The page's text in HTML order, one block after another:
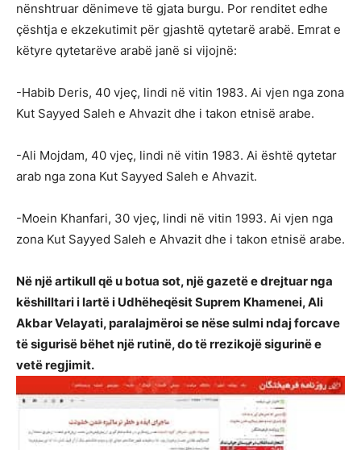
nënshtruar dënimeve të gjata burgu. Por renditet edhe
çështja e ekzekutimit për gjashtë qytetarë arabë. Emrat e
këtyre qytetarëve arabë janë si vijojnë:
-Habib Deris, 40 vjeç, lindi në vitin 1983. Ai vjen nga zona
Kut Sayyed Saleh e Ahvazit dhe i takon etnisë arabe.
-Ali Mojdam, 40 vjeç, lindi në vitin 1983. Ai është qytetar
arab nga zona Kut Sayyed Saleh e Ahvazit.
-Moein Khanfari, 30 vjeç, lindi në vitin 1993. Ai vjen nga
zona Kut Sayyed Saleh e Ahvazit dhe i takon etnisë arabe.
Në një artikull që u botua sot, një gazetë e drejtuar nga
këshilltari i lartë i Udhëheqësit Suprem Khamenei, Ali
Akbar Velayati, paralajmëroi se nëse sulmi ndaj forcave
të sigurisë bëhet një rutinë, do të rrezikojë sigurinë e
vetë regjimit.